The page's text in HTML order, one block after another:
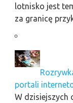
lotnisko jest
za granicę
portali
W dzisiejszych